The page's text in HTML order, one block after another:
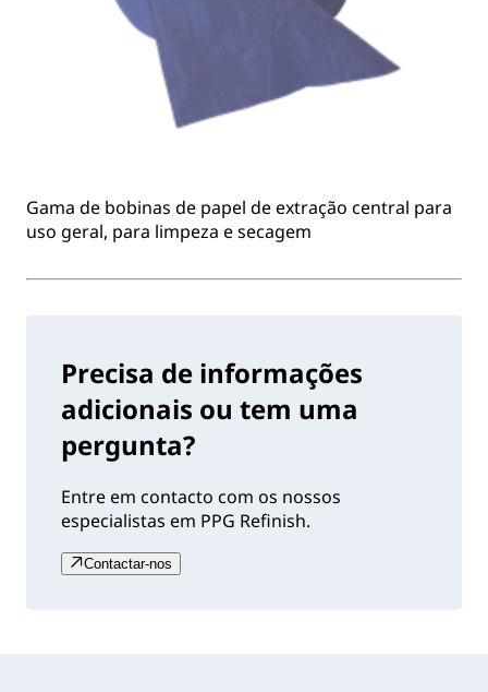
Gama de bobinas de papel de extração central para
uso geral, para limpeza e secagem
Precisa de informações
adicionais ou tem uma
pergunta?
Entre em contacto com os nossos
especialistas em PPG Refinish.
Contactar-nos